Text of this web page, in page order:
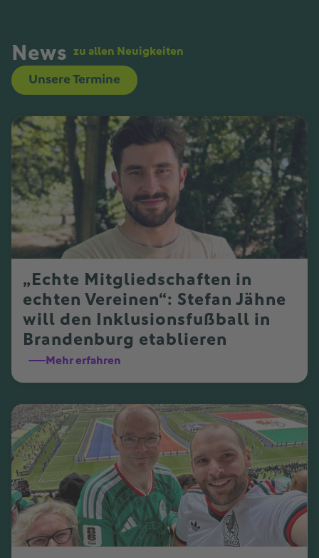
News zu allen Neuigkeiten
Unsere Termine
„Echte Mitgliedschaften in
echten Vereinen“: Stefan Jähne
will den Inklusionsfußball in
Brandenburg etablieren
Mehr erfahren